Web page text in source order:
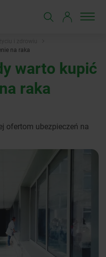
na raka
warto kupić
raka
ofertom ubezpieczeń na